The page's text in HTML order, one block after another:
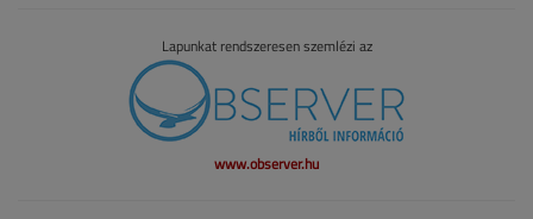
Lapunkat rendszeresen szemlézi az
www.observer.hu